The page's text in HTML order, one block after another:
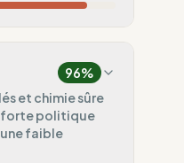
75%
96%
et chimie sûre
forte politique
faible